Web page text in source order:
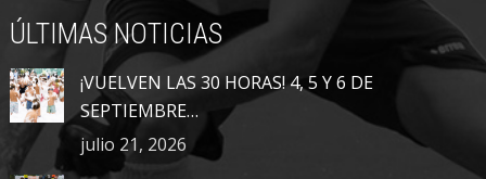
ÚLTIMAS NOTICIAS
¡VUELVEN LAS 30 HORAS! 4, 5 Y 6 DE
SEPTIEMBRE…
julio 21, 2026